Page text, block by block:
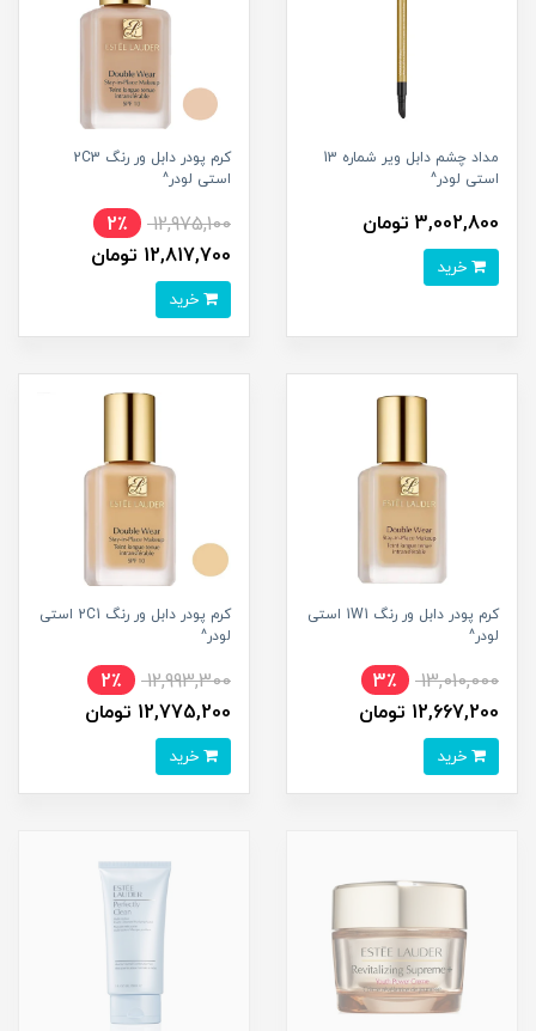
مداد چشم دابل ویر شماره 13
استی لودر^
3,002,800 تومان
کرم پودر دابل ور رنگ 2C3
استی لودر^
12,975,100
2٪
12,817,700 تومان
کرم پودر دابل ور رنگ 1W1 استی
لودر^
13,010,000
3٪
12,667,200 تومان
کرم پودر دابل ور رنگ 2C1 استی
لودر^
12,993,300
2٪
12,775,200 تومان